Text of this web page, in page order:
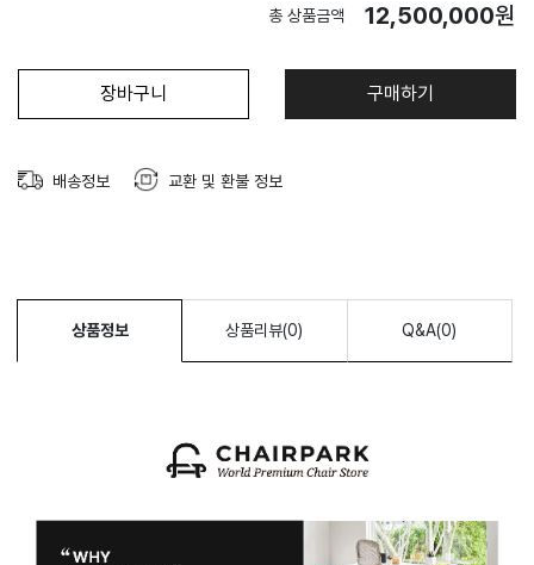
BLOG
NEWS
CONTACT
총 상품금액 12,500,000원
장바구니 구매하기
배송정보 교환 및 환불 정보
상품정보 상품리뷰(0) Q&A(0)